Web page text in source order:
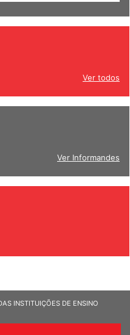
Ver todos
Ver Informandes
INSTITUIÇÕES DE ENSINO